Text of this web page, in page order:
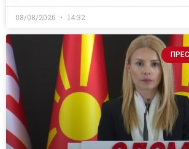
08/08/2026 14:32